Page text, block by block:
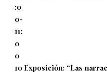
:0
0-
11:
0
0
10 Exposición: “Las